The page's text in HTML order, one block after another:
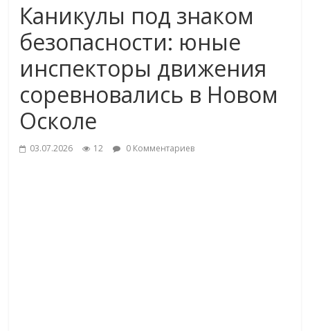
Каникулы под знаком
безопасности: юные
инспекторы движения
соревновались в Новом
Осколе
03.07.2026 12 0 Комментариев